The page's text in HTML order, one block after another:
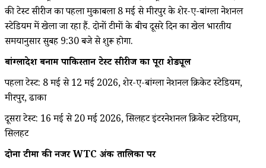
की टेस्ट सीरीज का पहला मुकाबला 8 मई से मीरपुर के शेर-ए-बांग्ला नेशनल
स्टेडियम में खेला जा रहा हैं. दोनों टीमों के बीच दूसरे दिन का खेल भारतीय
समयानुसार सुबह 9:30 बजे से शुरू होगा.
बांग्लादेश बनाम पाकिस्तान टेस्ट सीरीज का पूरा शेड्यूल
पहला टेस्ट: 8 मई से 12 मई 2026, शेर-ए-बांग्ला नेशनल क्रिकेट स्टेडियम,
मीरपुर, ढाका
दूसरा टेस्ट: 16 मई से 20 मई 2026, सिलहट इंटरनेशनल क्रिकेट स्टेडियम,
सिलहट
दोनों टीमों की नजर WTC अंक तालिका पर